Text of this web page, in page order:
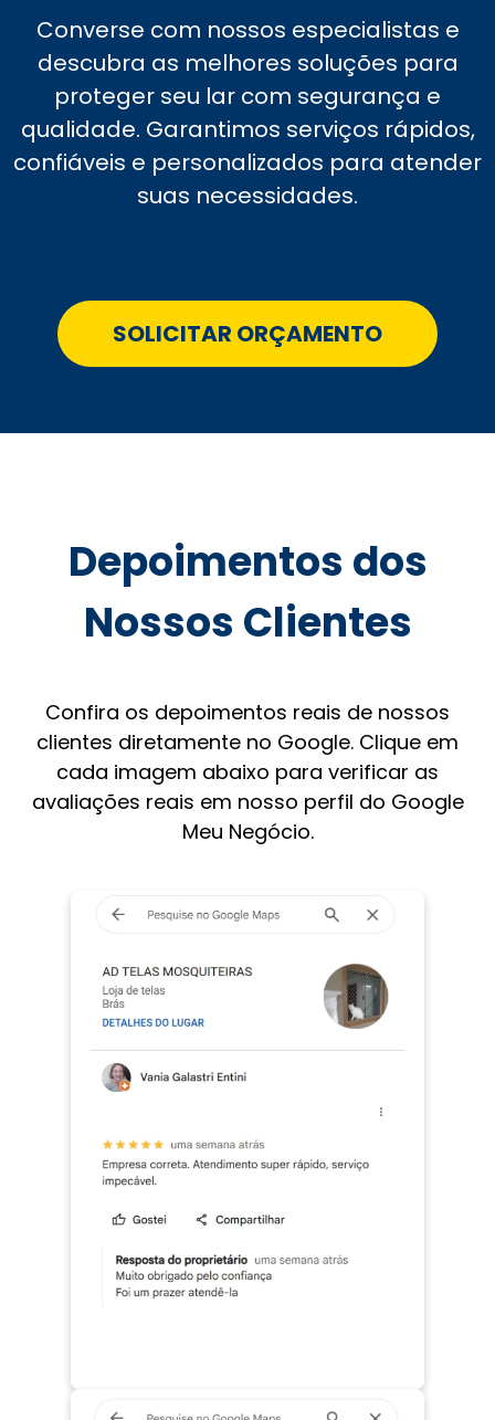
Converse com nossos especialistas e
descubra as melhores soluções para
proteger seu lar com segurança e
qualidade. Garantimos serviços rápidos,
confiáveis e personalizados para atender
suas necessidades.
SOLICITAR ORÇAMENTO
Depoimentos dos
Nossos Clientes
Confira os depoimentos reais de nossos
clientes diretamente no Google. Clique em
cada imagem abaixo para verificar as
avaliações reais em nosso perfil do Google
Meu Negócio.